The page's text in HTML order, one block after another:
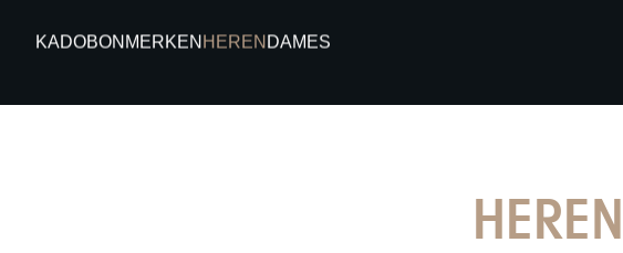
Skip
to
KADOBONMERKENHERENDAMES